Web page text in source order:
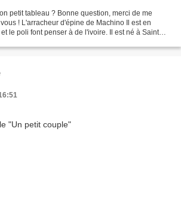
petit tableau ? Bonne question, merci de me
! L'arracheur d'épine de Machino Il est en
le poli font penser à de l'ivoire. Il est né à Saint